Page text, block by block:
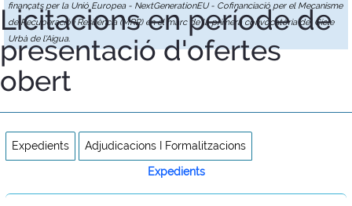
finançats per la Unió Europea - NextGenerationEU - Cofinanciació per el Mecanisme
de Recuperació i Resiliència (MRR) en el marc de la primera convocatòria del Cicle
Urbà de l'Aigua.
Licitacions en període de
presentació d'ofertes
obert
Expedients Adjudicacions I Formalitzacions
Expedients